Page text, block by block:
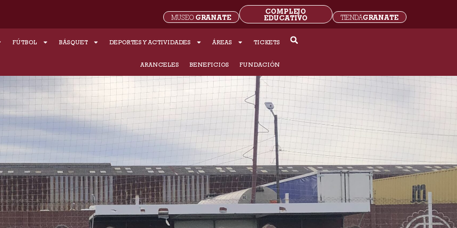
TIENDAGRANATE
COMPLEJO
EDUCATIVO
MUSEO GRANATE
FÚTBOL BÁSQUET DEPORTES Y ACTIVIDADES ÁREAS TICKETS
ARANCELES BENEFICIOS FUNDACIÓN